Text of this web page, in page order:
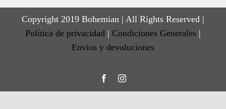
Copyright 2019 Bohemian | All Rights Reserved |
Política de privacidad | Condiciones Generales |
Envios y devoluciones
FacebookInstagram